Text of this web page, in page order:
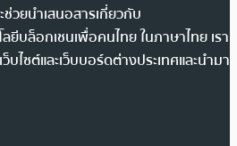
วยนำเสนอสารเกี่ยวกับ
ยีบล็อกเชนเพื่อคนไทย ในภาษาไทย เรา
ไซต์และเว็บบอร์ดต่างประเทศและนำมา